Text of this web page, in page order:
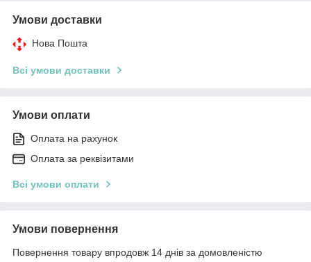
Умови доставки
Нова Пошта
Всі умови доставки
Умови оплати
Оплата на рахунок
Оплата за реквізитами
Всі умови оплати
Умови повернення
Повернення товару впродовж 14 днів за домовленістю